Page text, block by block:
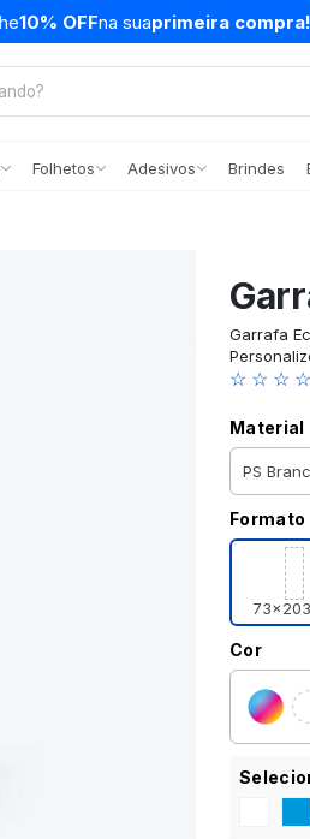
10% OFFna suaprimeira compra!
Folhetos Adesivos Brindes
Garrafa
☆ ☆ ☆
Material
Formato
Cor